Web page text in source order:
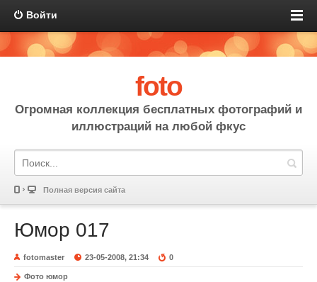
Войти
foto
Огромная коллекция бесплатных фотографий и
иллюстраций на любой фкус
Полная версия сайта
Юмор 017
fotomaster 23-05-2008, 21:34 0
Фото юмор